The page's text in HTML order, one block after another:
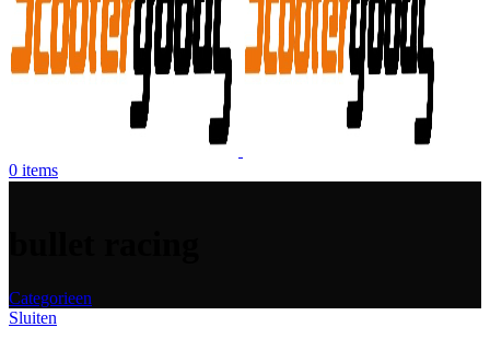
0 items
Categorieen
Sluiten